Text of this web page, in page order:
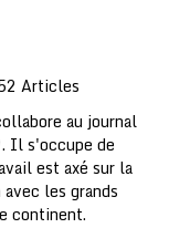
Articles
au journal
Il s'occupe de
est axé sur la
les grands
continent.